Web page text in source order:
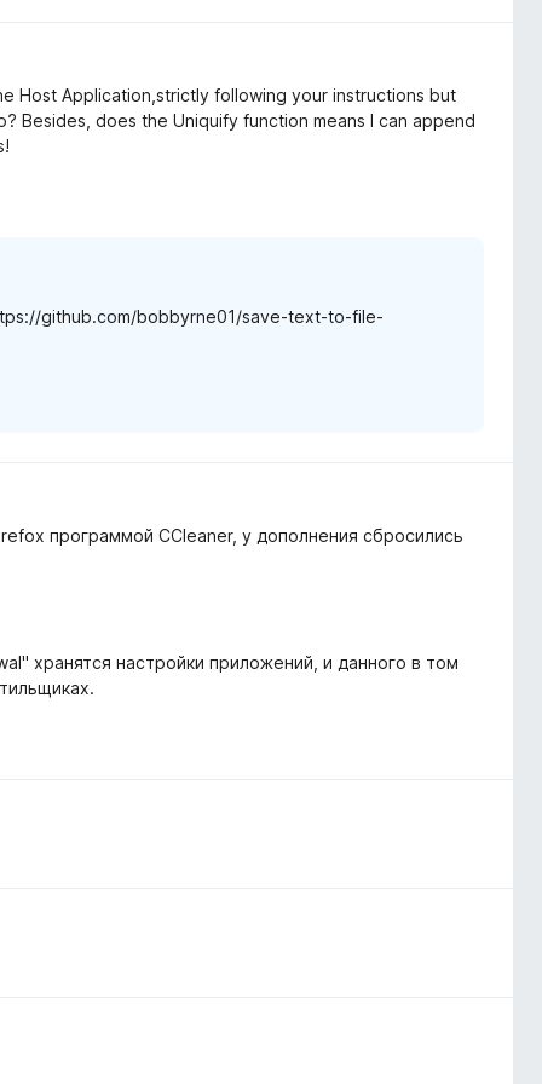
Host Application,strictly following your instructions but
Besides, does the Uniquify function means I can append
github.com/bobbyrne01/save-text-to-file-
программой CCleaner, у дополнения сбросились
хранятся настройки приложений, и данного в том